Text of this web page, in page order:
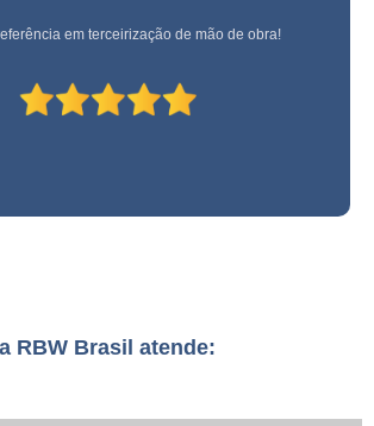
em terceirização de mão de obra!
RBW Brasil atende: